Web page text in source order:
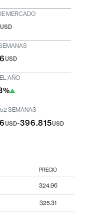
MERCADO
USD
USD
AÑO
SEMANAS
USD-396.815USD
PRECIO
324.96
325.31